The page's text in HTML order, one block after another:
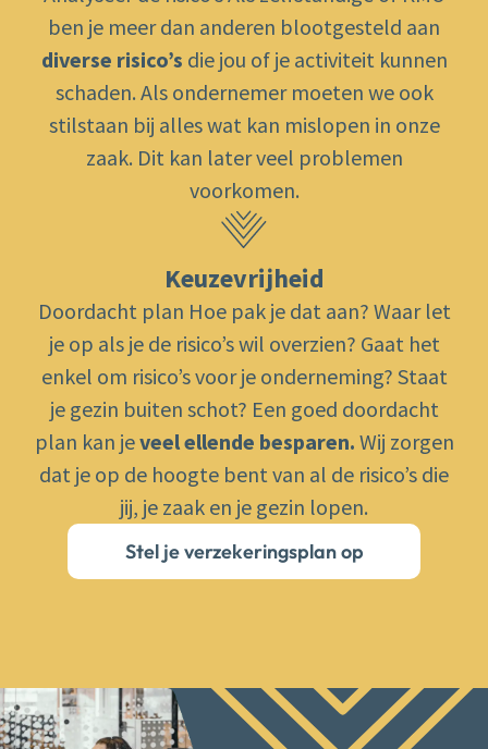
ben je meer dan anderen blootgesteld aan
diverse risico’s die jou of je activiteit kunnen
schaden. Als ondernemer moeten we ook
stilstaan bij alles wat kan mislopen in onze
zaak. Dit kan later veel problemen
voorkomen.
Keuzevrijheid
Doordacht plan Hoe pak je dat aan? Waar let
je op als je de risico’s wil overzien? Gaat het
enkel om risico’s voor je onderneming? Staat
je gezin buiten schot? Een goed doordacht
plan kan jeveel ellende besparen. Wij zorgen
dat je op de hoogte bent van al de risico’s die
jij, je zaak en je gezin lopen.
Stel je verzekeringsplan op